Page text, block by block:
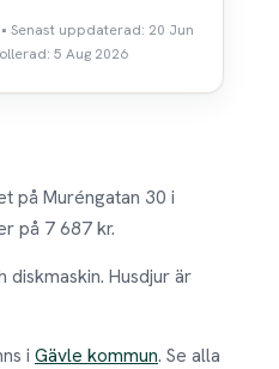
Senast uppdaterad: 20 Jun
5 Aug 2026
på Muréngatan 30 i
på 7 687 kr.
diskmaskin. Husdjur är
i Gävle kommun. Se alla